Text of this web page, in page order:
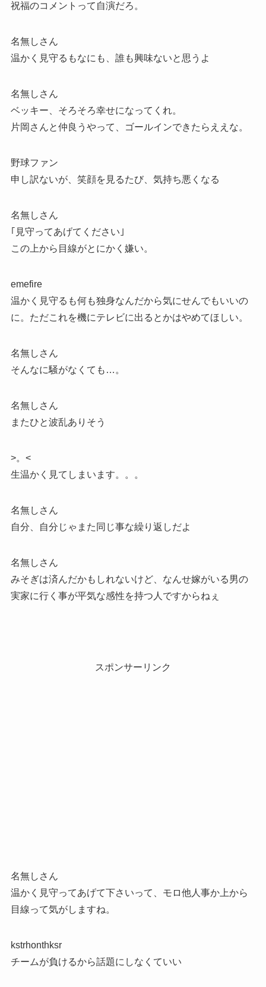
祝福のコメントって自演だろ。
名無しさん
温かく見守るもなにも、誰も興味ないと思うよ
名無しさん
ベッキー、そろそろ幸せになってくれ。
片岡さんと仲良うやって、ゴールインできたらええな。
野球ファン
申し訳ないが、笑顔を見るたび、気持ち悪くなる
名無しさん
｢見守ってあげてください｣
この上から目線がとにかく嫌い。
emefire
温かく見守るも何も独身なんだから気にせんでもいいの
に。ただこれを機にテレビに出るとかはやめてほしい。
名無しさん
そんなに騒がなくても…。
名無しさん
またひと波乱ありそう
>。<
生温かく見てしまいます。。。
名無しさん
自分、自分じゃまた同じ事な繰り返しだよ
名無しさん
みそぎは済んだかもしれないけど、なんせ嫁がいる男の
実家に行く事が平気な感性を持つ人ですからねぇ
スポンサーリンク
名無しさん
温かく見守ってあげて下さいって、モロ他人事か上から
目線って気がしますね。
kstrhonthksr
チームが負けるから話題にしなくていい